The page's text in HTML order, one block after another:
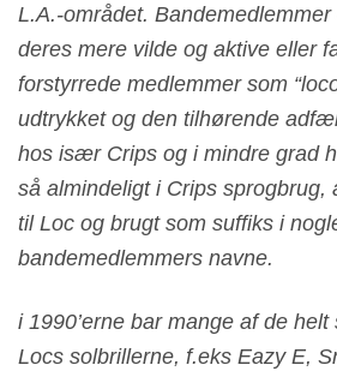
L.A.-området.
deres mere vilde og aktive eller
forstyrrede medlemmer som
udtrykket og den tilhørende
hos især Crips og i mindre grad
så almindeligt i Crips sprogbrug,
til Loc og brugt som suffiks i
bandemedlemmers navne.
i 1990’erne bar mange af de
Locs solbrillerne, f.eks Eazy E,